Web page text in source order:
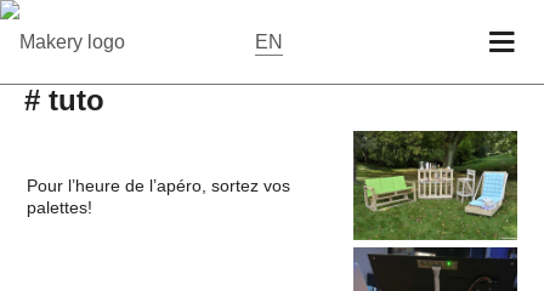
EN
# tuto
Pour l’heure de l’apéro, sortez vos
palettes!